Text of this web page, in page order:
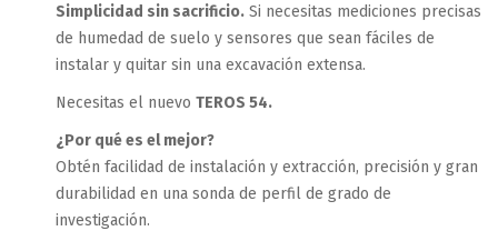
Simplicidad sin sacrificio. Si necesitas mediciones precisas
de humedad de suelo y sensores que sean fáciles de
instalar y quitar sin una excavación extensa.
Necesitas el nuevo TEROS 54.
¿Por qué es el mejor?
Obtén facilidad de instalación y extracción, precisión y gran
durabilidad en una sonda de perfil de grado de
investigación.